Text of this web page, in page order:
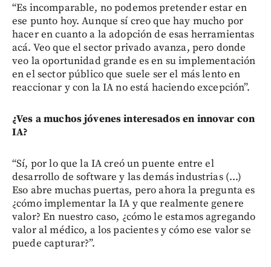
“Es incomparable, no podemos pretender estar en
ese punto hoy. Aunque sí creo que hay mucho por
hacer en cuanto a la adopción de esas herramientas
acá. Veo que el sector privado avanza, pero donde
veo la oportunidad grande es en su implementación
en el sector público que suele ser el más lento en
reaccionar y con la IA no está haciendo excepción”.
¿Ves a muchos jóvenes interesados en innovar con
IA?
“Sí, por lo que la IA creó un puente entre el
desarrollo de software y las demás industrias (...)
Eso abre muchas puertas, pero ahora la pregunta es
¿cómo implementar la IA y que realmente genere
valor? En nuestro caso, ¿cómo le estamos agregando
valor al médico, a los pacientes y cómo ese valor se
puede capturar?”.